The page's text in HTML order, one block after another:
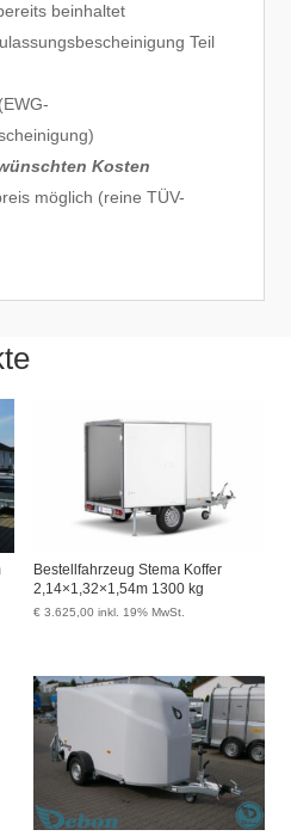
beinhaltet
Teil
Kosten
möglich (reine TÜV-
Bestellfahrzeug Stema Koffer
2,14×1,32×1,54m 1300 kg
€ 3.625,00 inkl. 19% MwSt.